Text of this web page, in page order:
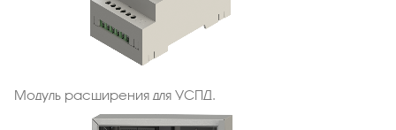
Модуль расширения для УСПД.